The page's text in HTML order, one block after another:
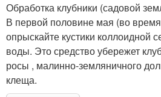
Обработка клубники (садовой
В первой половине мая (во
опрыскайте кустики коллоидной
воды. Это средство убережет
росы , малинно-земляничного
клеща.